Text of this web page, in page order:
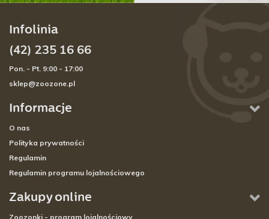
Informacje
O nas
Polityka prywatności
Regulamin
Regulamin programu lojalnościowego
Zakupy online
Zoozonki - program lojalnościowy
Infolinia
(42) 235 16 66
Pon. - Pt. 9:00 - 17:00
sklep@zoozone.pl